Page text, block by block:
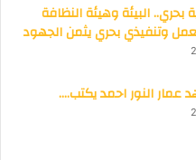
بحري.. البيئة وهيئة النظافة
وتنفيذي بحري يثمن الجهود
النور احمد يكتب….